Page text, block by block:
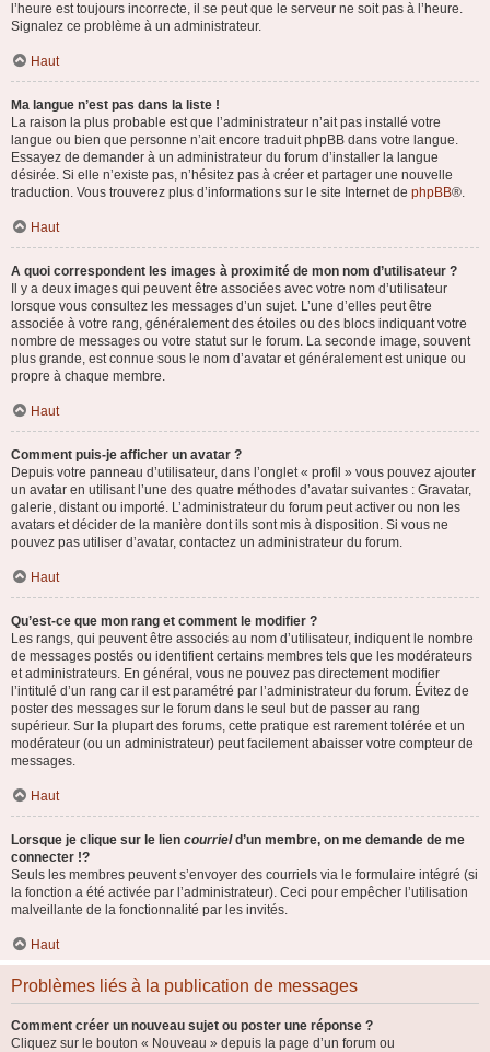
l’heure est toujours incorrecte, il se peut que le serveur ne soit pas à l’heure.
Signalez ce problème à un administrateur.
Haut
Ma langue n’est pas dans la liste !
La raison la plus probable est que l’administrateur n’ait pas installé votre
langue ou bien que personne n’ait encore traduit phpBB dans votre langue.
Essayez de demander à un administrateur du forum d’installer la langue
désirée. Si elle n’existe pas, n’hésitez pas à créer et partager une nouvelle
traduction. Vous trouverez plus d’informations sur le site Internet de phpBB®.
Haut
A quoi correspondent les images à proximité de mon nom d’utilisateur ?
Il y a deux images qui peuvent être associées avec votre nom d’utilisateur
lorsque vous consultez les messages d’un sujet. L’une d’elles peut être
associée à votre rang, généralement des étoiles ou des blocs indiquant votre
nombre de messages ou votre statut sur le forum. La seconde image, souvent
plus grande, est connue sous le nom d’avatar et généralement est unique ou
propre à chaque membre.
Haut
Comment puis-je afficher un avatar ?
Depuis votre panneau d’utilisateur, dans l’onglet « profil » vous pouvez ajouter
un avatar en utilisant l’une des quatre méthodes d’avatar suivantes : Gravatar,
galerie, distant ou importé. L’administrateur du forum peut activer ou non les
avatars et décider de la manière dont ils sont mis à disposition. Si vous ne
pouvez pas utiliser d’avatar, contactez un administrateur du forum.
Haut
Qu’est-ce que mon rang et comment le modifier ?
Les rangs, qui peuvent être associés au nom d’utilisateur, indiquent le nombre
de messages postés ou identifient certains membres tels que les modérateurs
et administrateurs. En général, vous ne pouvez pas directement modifier
l’intitulé d’un rang car il est paramétré par l’administrateur du forum. Évitez de
poster des messages sur le forum dans le seul but de passer au rang
supérieur. Sur la plupart des forums, cette pratique est rarement tolérée et un
modérateur (ou un administrateur) peut facilement abaisser votre compteur de
messages.
Haut
Lorsque je clique sur le lien courrield’un membre, on me demande de me
connecter !?
Seuls les membres peuvent s’envoyer des courriels via le formulaire intégré (si
la fonction a été activée par l’administrateur). Ceci pour empêcher l’utilisation
malveillante de la fonctionnalité par les invités.
Haut
Problèmes liés à la publication de messages
Comment créer un nouveau sujet ou poster une réponse ?
Cliquez sur le bouton « Nouveau » depuis la page d’un forum ou